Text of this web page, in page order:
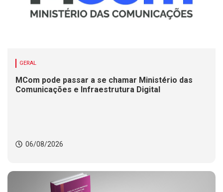
GERAL
MCom pode passar a se chamar Ministério das
Comunicações e Infraestrutura Digital
06/08/2026